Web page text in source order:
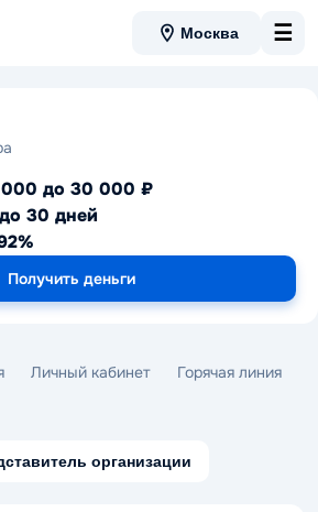
Москва ☰
до 30 000 ₽
30 дней
Получить деньги
Личный кабинет Горячая линия
организации